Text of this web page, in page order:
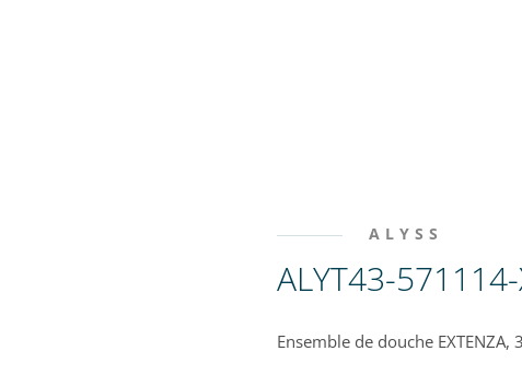
ALYSS
ALYT43-571114-
Ensemble de douche EXTENZA,